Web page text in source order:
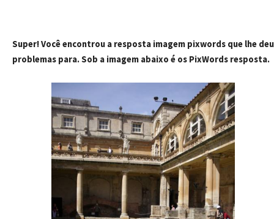
Super! Você encontrou a resposta imagem pixwords que lhe deu
problemas para. Sob a imagem abaixo é os PixWords resposta.